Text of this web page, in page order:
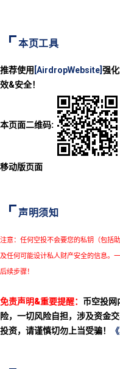
本页工具
推荐使用 [AirdropWebsite] 强
效&安全！
本页面二维码:
移动版页面
声明须知
注意：任何空投不会要您的私钥（包括
及任何可能设计私人财产安全的信息。
后续步骤！
免责声明&重要提醒： 币空投网
险，一切风险自担，涉及资金
投资，请谨慎切勿上当受骗！